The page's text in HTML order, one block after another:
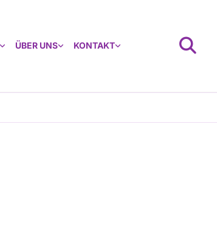
ÜBER UNS KONTAKT